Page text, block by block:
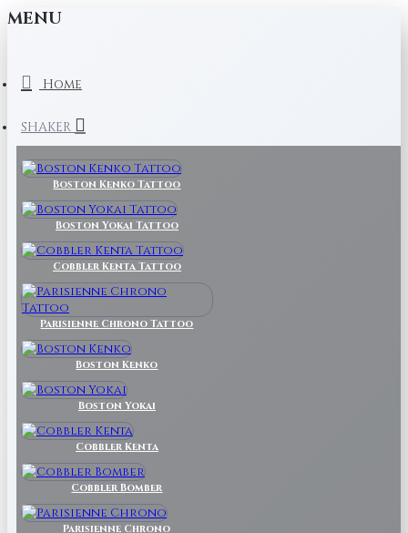
MENU
Home
SHAKER
Boston Kenko Tattoo
Boston Yokai Tattoo
Cobbler Kenta Tattoo
Parisienne Chrono Tattoo
Boston Kenko
Boston Yokai
Cobbler Kenta
Cobbler Bomber
Parisienne Chrono